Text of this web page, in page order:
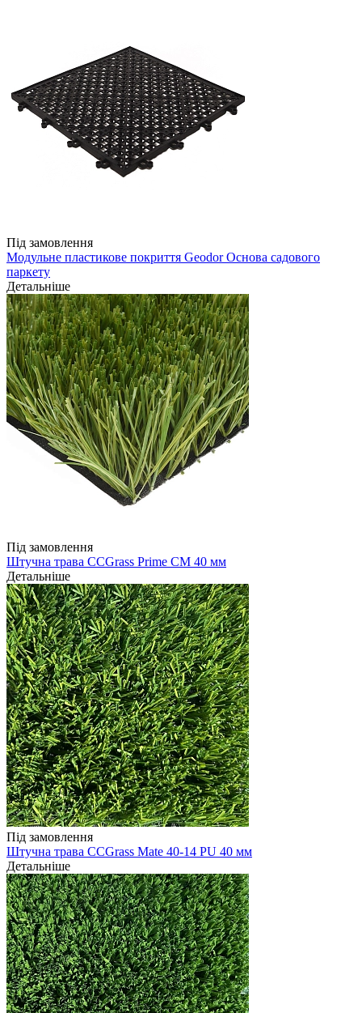
Під замовлення
Модульне пластикове покриття Geodor Основа садового
паркету
Детальніше
Під замовлення
Штучна трава CCGrass Prime CM 40 мм
Детальніше
Під замовлення
Штучна трава CCGrass Mate 40-14 PU 40 мм
Детальніше